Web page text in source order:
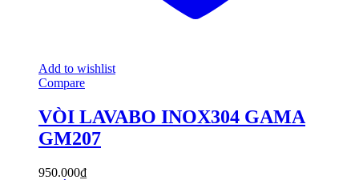
Add to wishlist
Compare
VÒI LAVABO INOX304 GAMA
GM207
950.000₫